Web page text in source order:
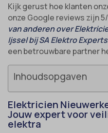
Kijk gerust hoe klanten
onze Google reviews zijn
van anderen over
Ijssel bij SA Elektro Experts
een betrouwbare partner
Inhoudsopgaven
Elektricien
Jouw expert voor
elektra